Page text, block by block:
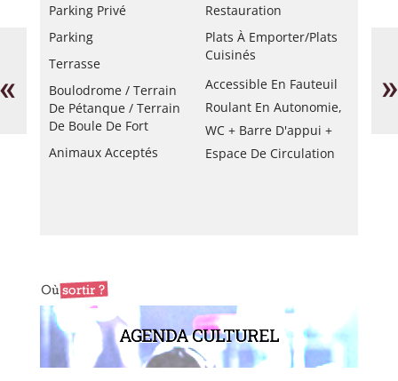
« »
Parking Privé
Parking
Terrasse
Boulodrome / Terrain
De Pétanque / Terrain
De Boule De Fort
Animaux Acceptés
Restauration
Plats À Emporter/Plats
Cuisinés
Accessible En Fauteuil
Roulant En Autonomie,
WC + Barre D'appui +
Espace De Circulation
AGENDA CULTUREL